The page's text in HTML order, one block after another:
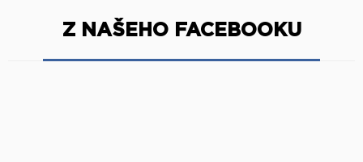
Z NAŠEHO FACEBOOKU